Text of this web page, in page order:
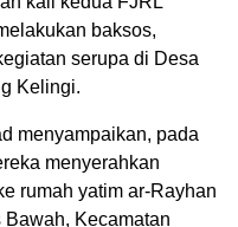
baksos,
serupa di Desa
Kelingi.
menyampaikan, pada
menyerahkan
rumah yatim ar-Rayhan
Kecamatan